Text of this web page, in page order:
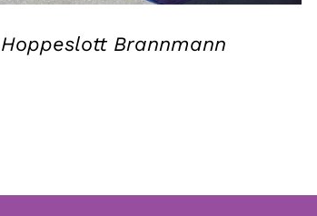
Hoppeslott Brannmann